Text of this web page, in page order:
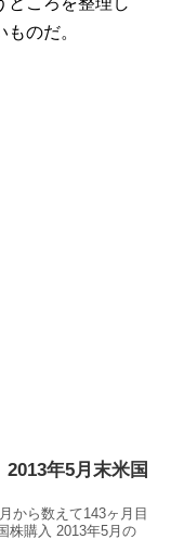
のだ。
2013年5月末米国
から数えて143ヶ月目
株購入 2013年5月の